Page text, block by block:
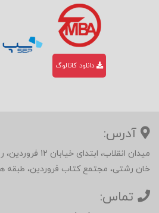
دانلود کاتالوگ
آدرس:
میدان انقلاب،
خان رشتی، مجتمع کتاب فروردین، طبقه
تماس: